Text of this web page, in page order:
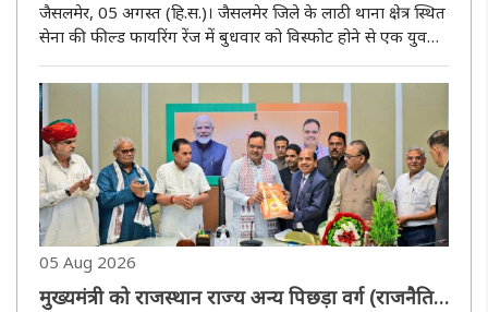
जैसलमेर, 05 अगस्त (हि.स.)। जैसलमेर जिले के लाठी थाना क्षेत्र स्थित
सेना की फील्ड फायरिंग रेंज में बुधवार को विस्फोट होने से एक युवक
की मौत हो गई। प्रारंभिक जांच में आशंका जताई गई है कि सैन्य
अभ्यास के बाद बचे किसी विस्फोटक अवशेष से यह हादसा हुआ। प..
05 Aug 2026
मुख्यमंत्री को राजस्थान राज्य अन्य पिछड़ा वर्ग (राजनैतिक